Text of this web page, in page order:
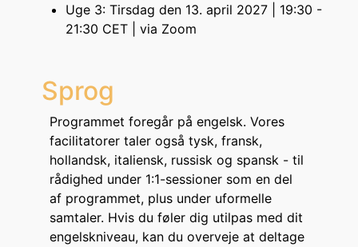
Uge 3: Tirsdag den 13. april 2027 | 19:30 -
21:30 CET | via Zoom
Sprog
Programmet foregår på engelsk. Vores
facilitatorer taler også tysk, fransk,
hollandsk, italiensk, russisk og spansk - til
rådighed under 1:1-sessioner som en del
af programmet, plus under uformelle
samtaler. Hvis du føler dig utilpas med dit
engelskniveau, kan du overveje at deltage